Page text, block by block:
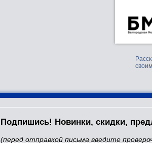
Подпишись! Новинки, скидки,
(перед отправкой письма введите